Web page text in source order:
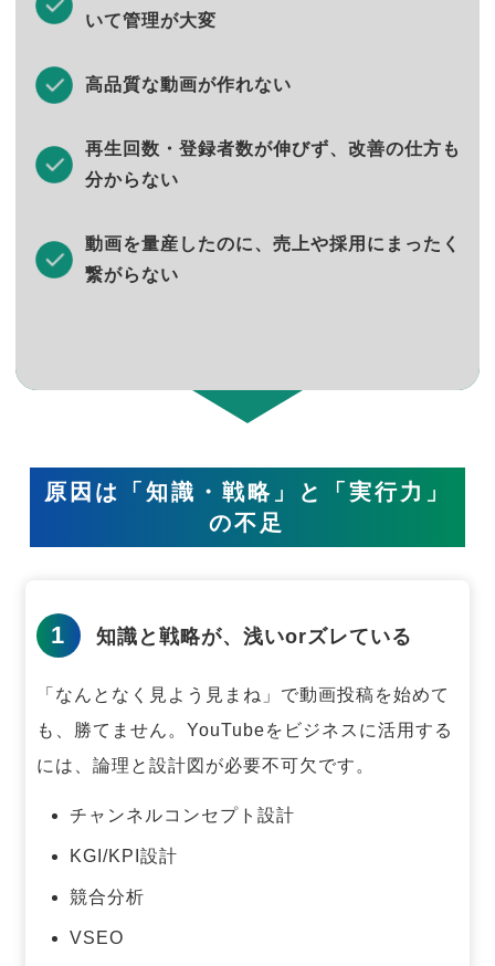
いて管理が大変
高品質な動画が作れない
再生回数・登録者数が伸びず、改善の仕方も
分からない
動画を量産したのに、売上や採用にまったく
繋がらない
原因は「知識・戦略」と「実行力」
の不足
1 知識と戦略が、浅いorズレている
「なんとなく見よう見まね」で動画投稿を始めて
も、勝てません。 YouTubeをビジネスに活用する
には、論理と設計図が必要不可欠です。
チャンネルコンセプト設計
KGI/KPI設計
競合分析
VSEO